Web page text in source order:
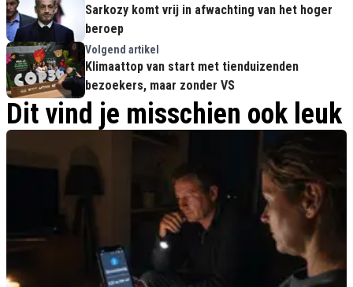
Sarkozy komt vrij in afwachting van het hoger
beroep
Volgend artikel
Klimaattop van start met tienduizenden
bezoekers, maar zonder VS
Dit vind je misschien ook leuk